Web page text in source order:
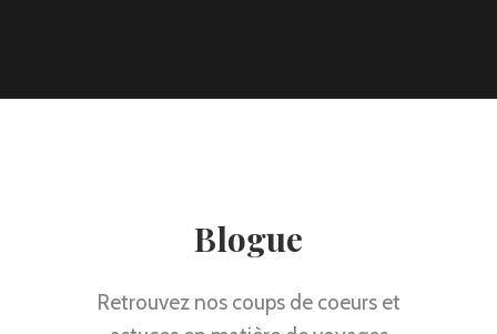
Blogue
Retrouvez nos coups de coeurs et